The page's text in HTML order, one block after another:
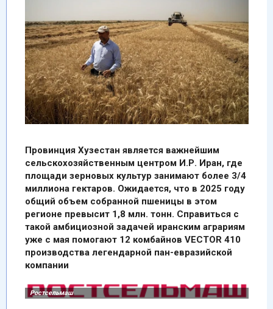
Провинция Хузестан является важнейшим
сельскохозяйственным центром И.Р. Иран, где
площади зерновых культур занимают более 3/4
миллиона гектаров. Ожидается, что в 2025 году
общий объем собранной пшеницы в этом
регионе превысит 1,8 млн. тонн. Справиться с
такой амбициозной задачей иранским аграриям
уже с мая помогают 12 комбайнов VECTOR 410
производства легендарной пан-евразийской
компании